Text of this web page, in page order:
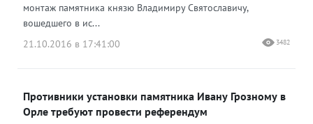
монтаж памятника князю Владимиру Святославичу,
вошедшего в ис...
21.10.2016 в 17:41:00
3482
Противники установки памятника Ивану Грозному в
Орле требуют провести референдум